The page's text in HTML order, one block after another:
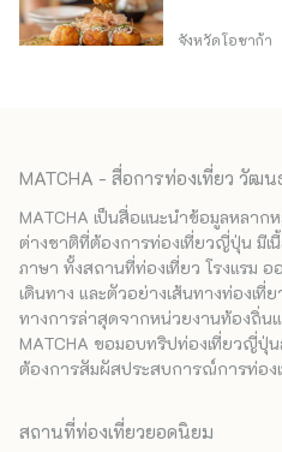
จังหวัดโอซาก้า
MATCHA - สื่อการท่องเที่ยว วัฒ
MATCHA เป็นสื่อแนะนำข้อมูลหลา
ต่างชาติที่ต้องการท่องเที่ยวญี่ปุ่น มีเ
ภาษา ทั้งสถานที่ท่องเที่ยว โรงแรม
เดินทาง และตัวอย่างเส้นทางท่องเที่
ทางการล่าสุดจากหน่วยงานท้องถิ่
MATCHA ขอมอบทริปท่องเที่ยวญี่ปุ่
ต้องการสัมผัสประสบการณ์การท่อง
สถานที่ท่องเที่ยวยอดนิยม